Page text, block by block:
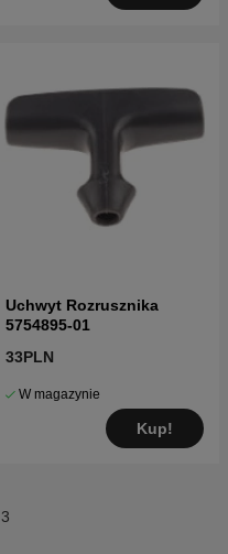
Uchwyt Rozrusznika
5754895-01
33PLN
W magazynie
Kup!
3